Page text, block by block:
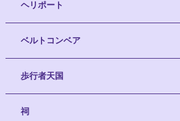
ヘリポート
ベルトコンベア
歩行者天国
祠